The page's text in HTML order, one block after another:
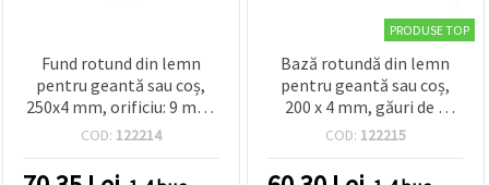
Fund rotund din lemn
pentru geantă sau coș,
250x4 mm, orificiu: 9 mm,
culoare lemn natur
COD: 122214
PRODUSE TOP
Bază rotundă din lemn
pentru geantă sau coș,
200 x 4 mm, găuri de 8
mm, culoare lemn
COD: 122215